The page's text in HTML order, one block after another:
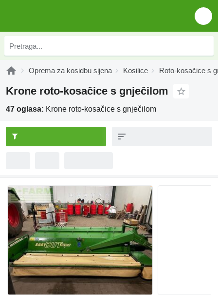
Oprema za kosidbu sijena Kosilice Roto-kosačice s
Krone roto-kosačice s gnječilom
47 oglasa: Krone roto-kosačice s gnječilom